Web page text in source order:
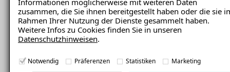
zusammen, die Sie ihnen bereitgestellt haben oder die sie
Rahmen Ihrer Nutzung der Dienste gesammelt haben.
Weitere Infos zu Cookies finden Sie in unseren
Datenschutzhinweisen.
Notwendig Präferenzen Statistiken Marketing
Wänden oder der Decke kondensiert. Ein erstes
Anzeichen für übermäßige Feuchtigkeit ist
Kondensat, z.B. beschlagene Fenster.
Richtiges Heizen und Lüften minimiert das
und feuchten Wänden.